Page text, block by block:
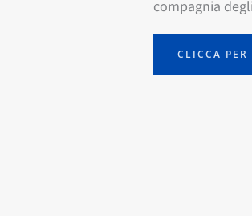
compagnia
CLICCA PER